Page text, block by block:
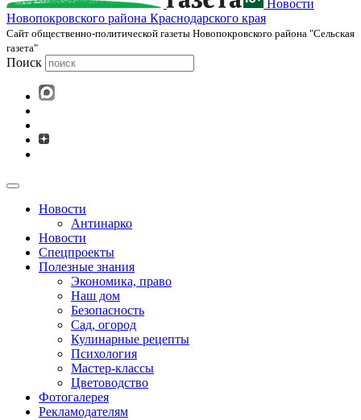
Новости
Новопокровского района Краснодарского края
Cайт общественно-политической газеты Новопокровского района "Сельская
газета"
Поиск
Новости
Антинарко
Новости
Спецпроекты
Полезные знания
Экономика, право
Наш дом
Безопасность
Сад, огород
Кулинарные рецепты
Психология
Мастер-классы
Цветоводство
Фотогалерея
Рекламодателям